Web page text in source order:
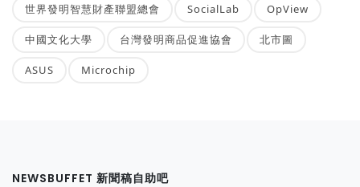
世界發明智慧財產聯盟總會 SocialLab OpView
中國文化大學 台灣發明商品促進協會 北市圖
ASUS Microchip
NEWSBUFFET 新聞稿自助吧